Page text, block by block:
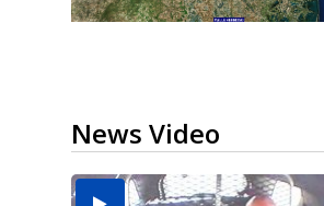
News Video